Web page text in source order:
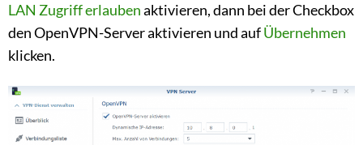
LAN Zugriff erlaubenaktivieren, dann bei der Checkbox
den OpenVPN-Server aktivieren und aufÜbernehmen
klicken.